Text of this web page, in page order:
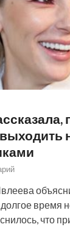
время
что